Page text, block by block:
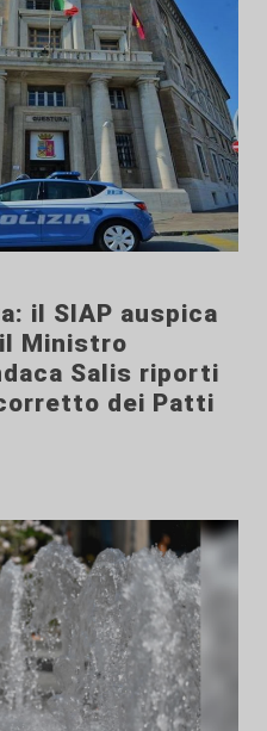
il SIAP auspica
Ministro
Salis riporti
dei Patti